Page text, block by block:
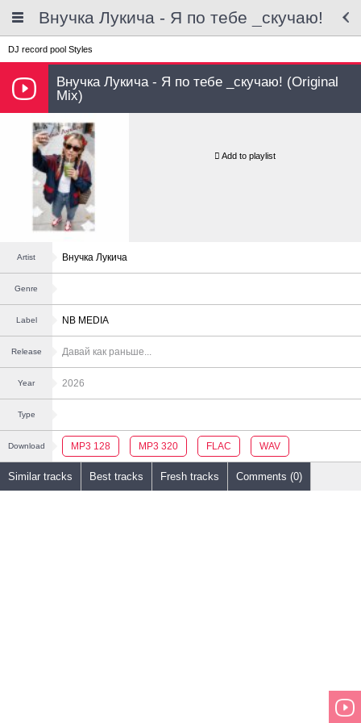
Внучка Лукича - Я по тебе _скучаю!
DJ record pool Styles
Внучка Лукича - Я по тебе _скучаю! (Original
Mix)
Add to playlist
Artist Внучка Лукича
Genre
Label NB MEDIA
Release Давай как раньше...
Year 2026
Type
Download MP3 128 MP3 320 FLAC WAV
Similar tracks Best tracks Fresh tracks Comments (0)